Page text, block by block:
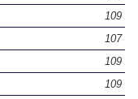
109
107
109
109